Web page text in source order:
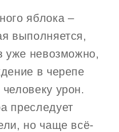
яблока –
выполняется,
уже невозможно,
в черепе
урон.
преследует
но чаще всё-